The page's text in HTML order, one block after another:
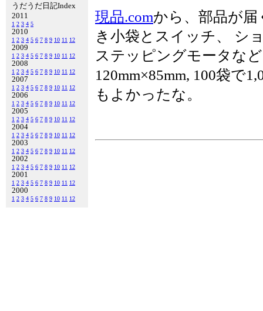
うだうだ日記Index
2011
1 2 3 4 5
2010
1 2 3 4 5 6 7 8 9 10 11 12
2009
1 2 3 4 5 6 7 8 9 10 11 12
2008
1 2 3 4 5 6 7 8 9 10 11 12
2007
1 2 3 4 5 6 7 8 9 10 11 12
2006
1 2 3 4 5 6 7 8 9 10 11 12
2005
1 2 3 4 5 6 7 8 9 10 11 12
2004
1 2 3 4 5 6 7 8 9 10 11 12
2003
1 2 3 4 5 6 7 8 9 10 11 12
2002
1 2 3 4 5 6 7 8 9 10 11 12
2001
1 2 3 4 5 6 7 8 9 10 11 12
2000
1 2 3 4 5 6 7 8 9 10 11 12
現品.comから、部品が
き小袋とスイッチ、 シ
ステッピングモータな
120mm×85mm, 100袋で
もよかったな。